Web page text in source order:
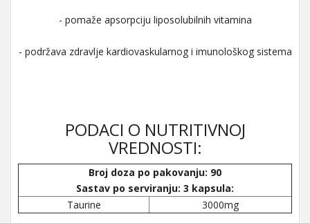
- pomaže apsorpciju liposolubilnih vitamina
- podržava zdravlje kardiovaskularnog i imunološkog sistema
PODACI O NUTRITIVNOJ
VREDNOSTI:
Broj doza po pakovanju: 90
Sastav po serviranju: 3 kapsula:
Taurine
3000mg